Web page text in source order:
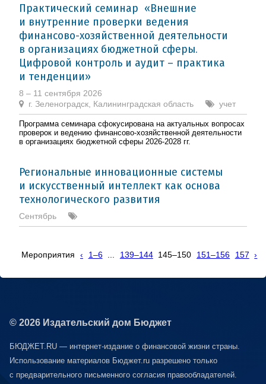
Практический семинар «Внешние
и внутренние проверки ведения
финансово-хозяйственной деятельности
в организациях бюджетной сферы.
Цифровой контроль и аудит – практика
и тенденции»
8 – 11 сентября 2026
г. Зеленоградск, Калининградская область
учет
Программа семинара сфокусирована на актуальных вопросах
проверок и ведению финансово-хозяйственной деятельности
в организациях бюджетной сферы 2026-2028 гг.
Региональные инновационные системы
и искусственный интеллект как основа
технологического развития
Сентябрь
Мероприятия ‹ 1–6 139–144 145–150 151–156 157 ›
© 2026 Издательский дом Бюджет
БЮДЖЕТ.RU — интернет-издание о финансовой жизни страны.
Использование материалов Бюджет.ru разрешено только
с предварительного письменного согласия правообладателей.